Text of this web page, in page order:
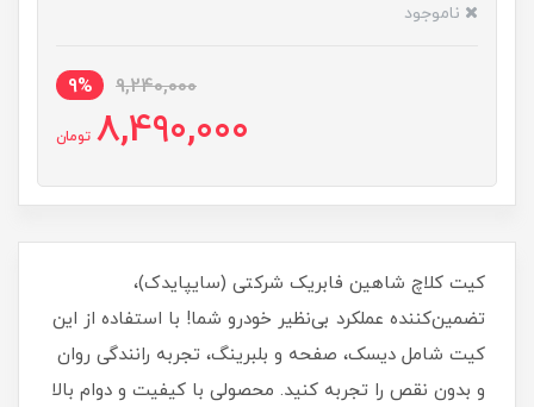
ناموجود
9,240,000
9%
8,490,000 تومان
کیت کلاچ شاهین فابریک شرکتی (سایپایدک)،
تضمین‌کننده عملکرد بی‌نظیر خودرو شما! با استفاده از این
کیت شامل دیسک، صفحه و بلبرینگ، تجربه رانندگی روان
و بدون نقص را تجربه کنید. محصولی با کیفیت و دوام بالا